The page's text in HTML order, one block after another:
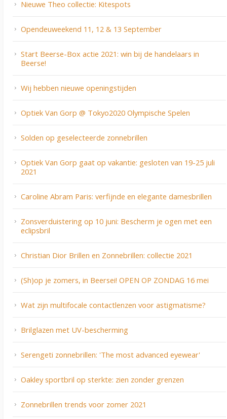
Nieuwe Theo collectie: Kitespots
Opendeuweekend 11, 12 & 13 September
Start Beerse-Box actie 2021: win bij de handelaars in
Beerse!
Wij hebben nieuwe openingstijden
Optiek Van Gorp @ Tokyo2020 Olympische Spelen
Solden op geselecteerde zonnebrillen
Optiek Van Gorp gaat op vakantie: gesloten van 19-25 juli
2021
Caroline Abram Paris: verfijnde en elegante damesbrillen
Zonsverduistering op 10 juni: Bescherm je ogen met een
eclipsbril
Christian Dior Brillen en Zonnebrillen: collectie 2021
(Sh)op je zomers, in Beersei! OPEN OP ZONDAG 16 mei
Wat zijn multifocale contactlenzen voor astigmatisme?
Brilglazen met UV-bescherming
Serengeti zonnebrillen: 'The most advanced eyewear'
Oakley sportbril op sterkte: zien zonder grenzen
Zonnebrillen trends voor zomer 2021